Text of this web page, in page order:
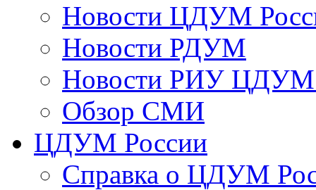
Новости ЦДУМ
Новости РДУМ
Новости РИУ ЦДУМ
Обзор СМИ
ЦДУМ России
Справка о ЦДУМ